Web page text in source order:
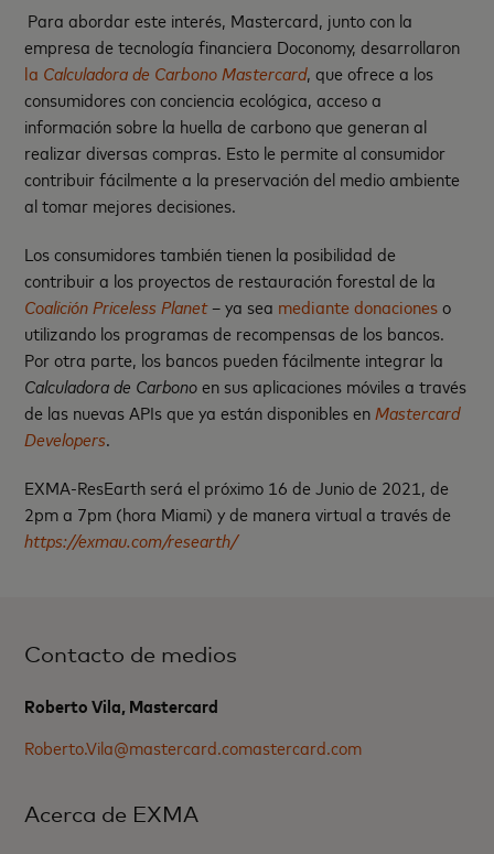
Para abordar este interés, Mastercard, junto con la
empresa de tecnología financiera Doconomy, desarrollaron
la Calculadora de Carbono Mastercard, que ofrece a los
consumidores con conciencia ecológica, acceso a
información sobre la huella de carbono que generan al
realizar diversas compras. Esto le permite al consumidor
contribuir fácilmente a la preservación del medio ambiente
al tomar mejores decisiones.
Los consumidores también tienen la posibilidad de
contribuir a los proyectos de restauración forestal de la
Coalición Priceless Planet– ya sea mediante donacioneso
utilizando los programas de recompensas de los bancos.
Por otra parte, los bancos pueden fácilmente integrar la
Calculadora de Carbonoen sus aplicaciones móviles a través
de las nuevas APIs que ya están disponibles enMastercard
Developers.
EXMA-ResEarth será el próximo 16 de Junio de 2021, de
2pm a 7pm (hora Miami) y de manera virtual a través de
https://exmau.com/researth/
Contacto de medios
Roberto Vila, Mastercard
Roberto.Vila@mastercard.comastercard.com
Acerca de EXMA